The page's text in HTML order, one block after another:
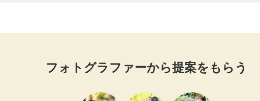
フォトグラファーから提案をもらう